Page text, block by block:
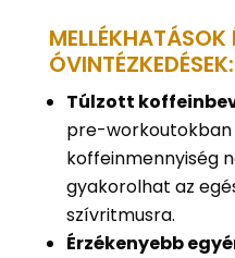
MELLÉKHATÁSOK
ÓVINTÉZKEDÉSEK:
Túlzott
pre-workoutokban
koffeinmennyiség
gyakorolhat az
szívritmusra.
Érzékenyebb